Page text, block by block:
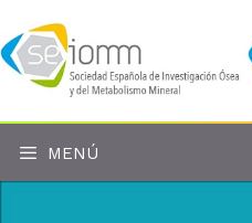
al
contenido
MENÚ